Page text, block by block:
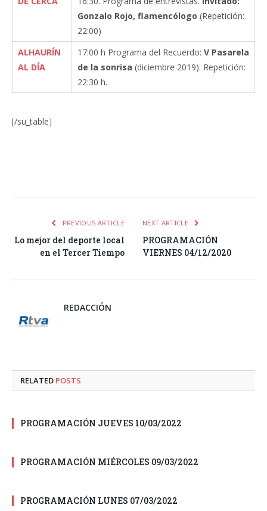
Gonzalo Rojo, flamencólogo (Repetición:
22:00)
ALHAURÍN
AL DÍA
17:00 h Programa del Recuerdo: V Pasarela
de la sonrisa (diciembre 2019). Repetición:
22:30 h.
[/su_table]
PREVIOUS ARTICLE
Lo mejor del deporte local
en el Tercer Tiempo
NEXT ARTICLE
PROGRAMACIÓN
VIERNES 04/12/2020
REDACCIÓN
RELATED POSTS
PROGRAMACIÓN JUEVES 10/03/2022
PROGRAMACIÓN MIÉRCOLES 09/03/2022
PROGRAMACIÓN LUNES 07/03/2022